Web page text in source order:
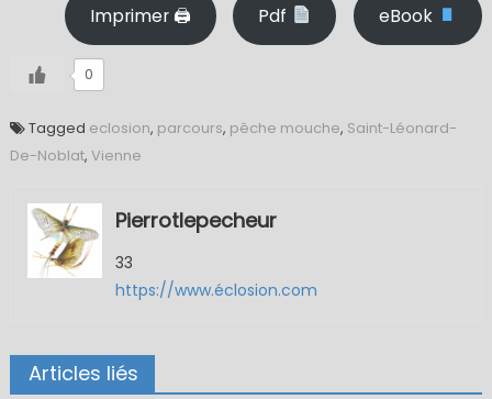
Imprimer 🖨 Pdf eBook
0
Tagged eclosion, parcours, pêche mouche, Saint-Léonard-
De-Noblat, Vienne
Pierrotlepecheur
33
https://www.éclosion.com
Articles liés